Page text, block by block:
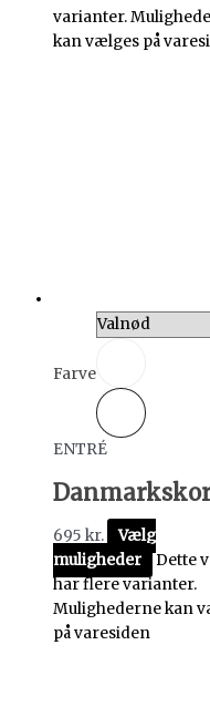
varianter.
kan vælges på
Farve
ENTRÉ
695 kr.
Vælg
muligheder
Dette
har flere varianter.
Mulighederne kan
på varesiden